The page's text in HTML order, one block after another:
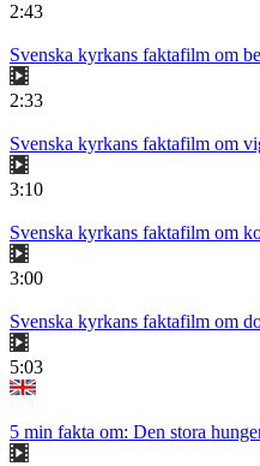
2:43
Svenska kyrkans faktafilm om
2:33
Svenska kyrkans faktafilm om
3:10
Svenska kyrkans faktafilm om
3:00
Svenska kyrkans faktafilm om
5:03
5 min fakta om: Den stora